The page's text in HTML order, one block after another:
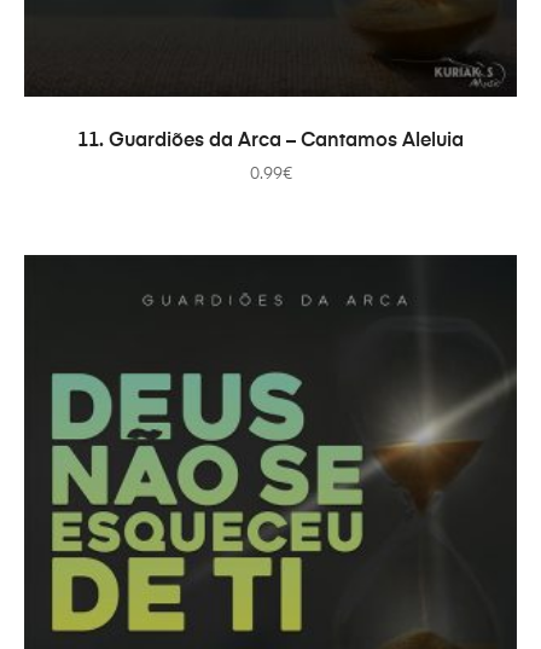
ADICIONAR
11. Guardiões da Arca – Cantamos Aleluia
0.99€